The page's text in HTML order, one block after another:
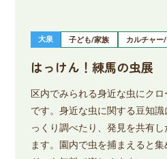
大泉 子ども/家族 カルチャー
はっけん！練馬の虫展
区内でみられる身近な虫にク
です。身近な虫に関する豆知
っくり調べたり、発見を共有
ます。園内で虫を捕まえると